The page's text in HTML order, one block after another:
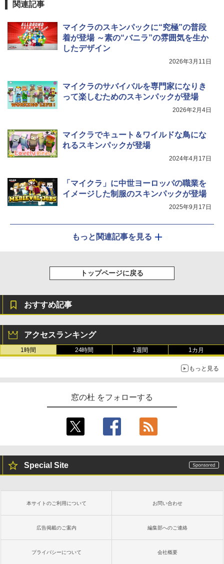
関連記事
マイクラのスキンパックに“究極”の普段
着が登場 ～素の“バニラ”の雰囲気を生か
したデザイン
2026年3月11日
マイクラのサバイバルを専門家になりき
って楽しむためのスキンパックが登場
2026年2月4日
マイクラでキュート＆ワイルドな鳥にな
れるスキンパックが登場
2024年4月17日
「マイクラ」に中世ヨーロッパの職業を
イメージした制服のスキンパックが登場
2025年9月17日
もっと関連記事を見る
トップページに戻る
おすすめ記事
アクセスランキング
1時間 24時間 1週間 1カ月
もっと見る
窓の杜 をフォローする
Special Site
本サイトのご利用について お問い合わせ
広告掲載のご案内 編集部へのご連絡
プライバシーについて 会社概要